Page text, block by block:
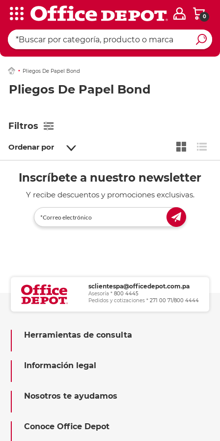
0
Pliegos De Papel Bond
Pliegos De Papel Bond
Filtros
Ordenar por
Inscríbete a nuestro newsletter
Y recibe descuentos y promociones exclusivas.
sclientespa@officedepot.com.pa
Asesoría * 800 4445
Pedidos y cotizaciones * 271 00 71/800 4444
Herramientas de consulta
Información legal
Nosotros te ayudamos
Conoce Office Depot